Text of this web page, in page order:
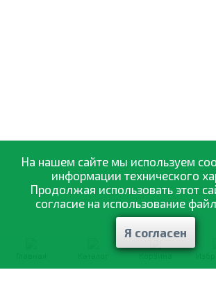
Корзина
На нашем сайте мы используем
информации технического
Продолжая использовать этот
согласие на использование
Я согласен